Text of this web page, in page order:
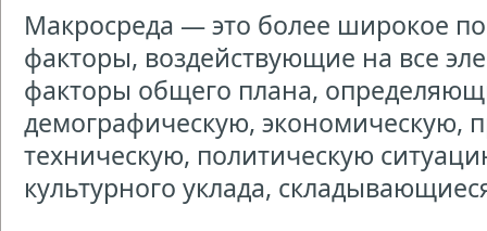
Макросреда — это более широкое
факторы, воздействующие на все
факторы общего плана,
демографическую, экономическую,
техническую, политическую
культурного уклада,